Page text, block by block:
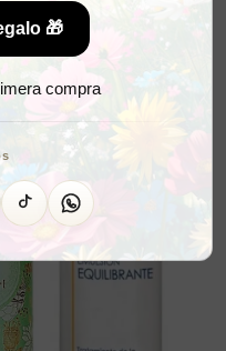
🎁
compra